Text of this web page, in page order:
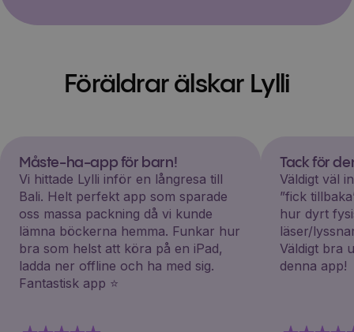
Föräldrar älskar Lylli
Måste-ha-app för barn!
Vi hittade Lylli inför en långresa till
Bali. Helt perfekt app som sparade
oss massa packning då vi kunde
lämna böckerna hemma. Funkar hur
bra som helst att köra på en iPad,
ladda ner offline och ha med sig.
Fantastisk app ⭐️
Tack för
Väldigt väl
”fick
hur dyrt
läser/
Väldigt bra
denna app!